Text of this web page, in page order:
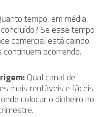
tempo, em média,
Se esse tempo
comercial está caindo,
ocorrendo.
Qual canal de
mais rentáveis e fáceis
colocar o dinheiro no